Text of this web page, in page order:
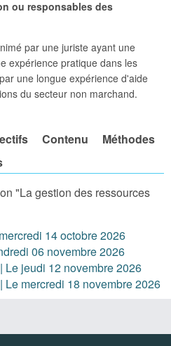
ou responsables des
par une juriste ayant une
expérience pratique dans les
une longue expérience d'aide
du secteur non marchand.
Contenu
Méthodes
"La gestion des ressources
14 octobre 2026
06 novembre 2026
Le jeudi 12 novembre 2026
Le mercredi 18 novembre 2026